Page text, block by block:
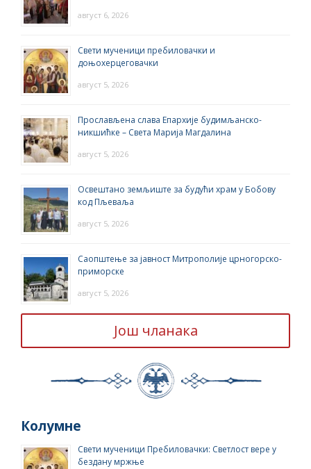
август 6, 2026
Свети мученици пребиловачки и
доњохерцеговачки
август 5, 2026
Прослављена слава Епархије будимљанско-
никшићке – Света Марија Магдалина
август 5, 2026
Освештано земљиште за будући храм у Бобову
код Пљеваља
август 5, 2026
Саопштење за јавност Митрополије црногорско-
приморске
август 5, 2026
Још чланака
Колумне
Свети мученици Пребиловачки: Светлост вере у
бездану мржње